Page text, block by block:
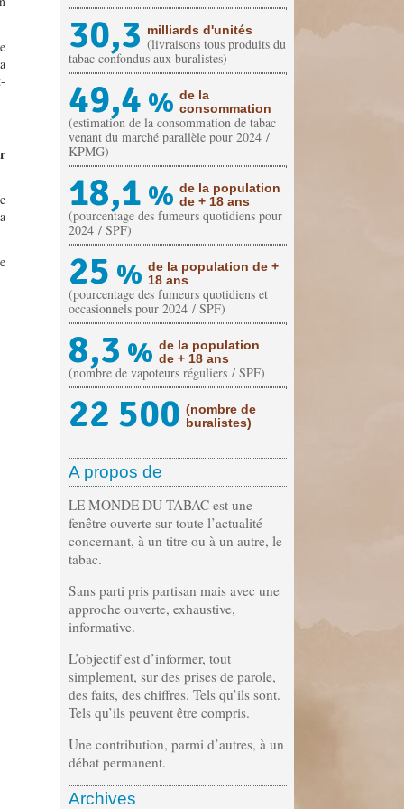
30,3 milliards d'unités
(livraisons tous produits du
tabac confondus aux buralistes)
49,4 % de la
consommation
(estimation de la consommation de tabac
venant du marché parallèle pour 2024 /
KPMG)
18,1 % de la population
de + 18 ans
(pourcentage des fumeurs quotidiens pour
2024 / SPF)
25 % de la population de +
18 ans
(pourcentage des fumeurs quotidiens et
occasionnels pour 2024 / SPF)
8,3 % de la population
de + 18 ans
(nombre de vapoteurs réguliers / SPF)
22 500 (nombre de
buralistes)
A propos de
LE MONDE DU TABAC est une
fenêtre ouverte sur toute l’actualité
concernant, à un titre ou à un autre, le
tabac.
Sans parti pris partisan mais avec une
approche ouverte, exhaustive,
informative.
L’objectif est d’informer, tout
simplement, sur des prises de parole,
des faits, des chiffres. Tels qu’ils sont.
Tels qu’ils peuvent être compris.
Une contribution, parmi d’autres, à un
débat permanent.
Archives